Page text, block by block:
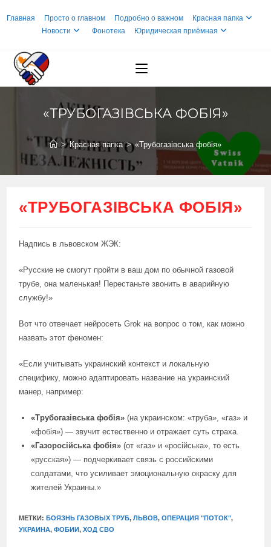
Главная Просто о главном Подробно о важном
Красная папка
Новости
Фонотека Юридическая приёмная
«ТРУБОГАЗІВСЬКА ФОБІЯ»
> Красная папка > «Трубогазівська фобія»
«ТРУБОГАЗІВСЬКА ФОБІЯ»
Надпись в львовском ЖЭК:
«Русские не смогут пройти в ваш дом по обычной газовой
трубе, она маленькая! Перестаньте звонить в аварийную
службу!»
Вот что отвечает нейросеть Grok на вопрос о том, как можно
назвать этот феномен:
«Если учитывать украинский контекст и локальную
специфику, можно адаптировать название на украинский
манер, например:
«Трубогазівська фобія» (на украинском: «труба», «газ» и
«фобія») — звучит естественно и отражает суть страха.
«Газоросійська фобія» (от «газ» и «російська», то есть
«русская») — подчеркивает связь с российскими
солдатами, что усиливает эмоциональную окраску для
жителей Украины.»
МЕТКИ:БОЯЗНЬ ГАЗОВЫХ ТРУБ, ЛЬВОВ, ОПЕРАЦИЯ "ПОТОК",
УКРАИНА, ФОБИИ, ХОД СВО